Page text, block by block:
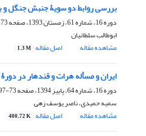
بررسی روابط دو سویۀ جنبش جنگل و بلشویک‏ها
دوره 16، شماره 61، زمستان 1393، صفحه
73-93
ابوطالب سلطانیان
مشاهده مقاله
اصل مقاله 1.3 M
ایران و مسأله هرات و قندهار در دورۀ قاجار
دوره 16، شماره 64، پاییز 1394، صفحه
73-97
سمیه حمیدی، ناصر یوسف زهی
مشاهده مقاله
اصل مقاله 400.72 K